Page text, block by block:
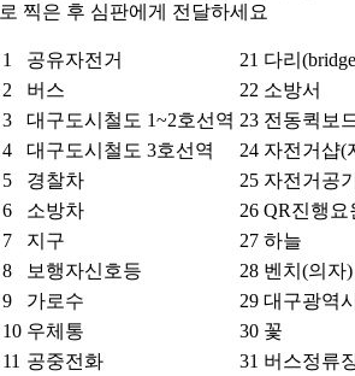
로 찍은 후 심판에게 전달하세요
1 공유자전거 21 다리
2
버스 22 소방서
3
대구도시철도 1~2호선역 23 전동퀵보
4
대구도시철도 3호선역 24 자전거샵(
5
경찰차 25 자전거공
6
소방차 26 QR진행요
7
지구 27 하늘
8
보행자신호등 28 벤치(의자)
9
가로수 29 대구광역
10 우체통 30 꽃
11 공중전화 31 버스정류